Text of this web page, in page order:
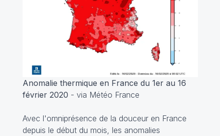
Anomalie thermique en France du 1er au 16
février 2020 - via Météo France
Avec l'omniprésence de la douceur en France
depuis le début du mois, les anomalies